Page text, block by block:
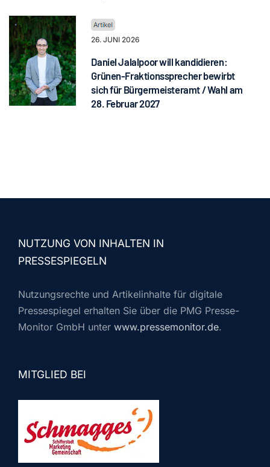
26. JUNI 2026
Daniel Jalalpoor will kandidieren:
Grünen-Fraktionssprecher bewirbt
sich für Bürgermeisteramt / Wahl am
28. Februar 2027
NUTZUNG VON INHALTEN IN
PRESSESPIEGELN
Nutzungsrechte und Artikelinhalte für digitale
Pressespiegel erhalten Sie über die PMG Presse-
Monitor GmbH unter www.pressemonitor.de.
MITGLIED BEI